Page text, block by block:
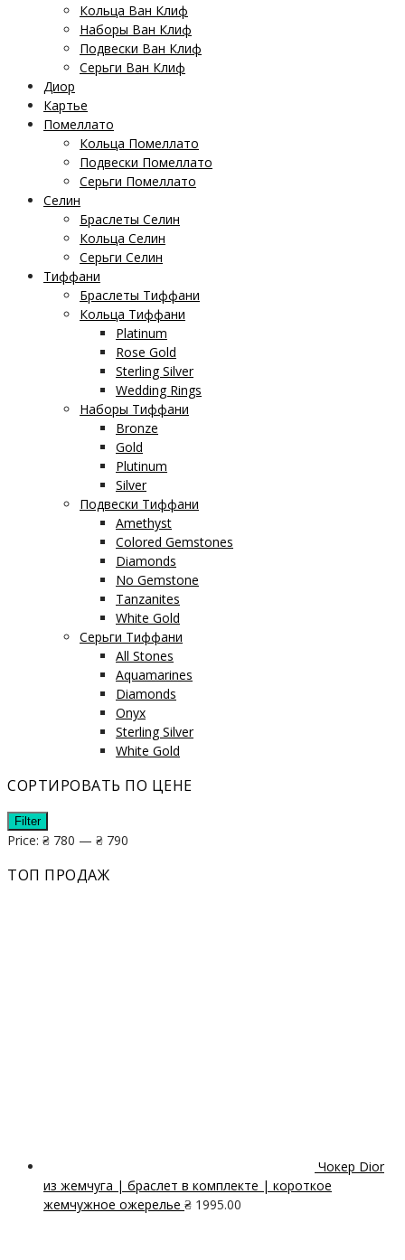
Кольца Ван Клиф
Наборы Ван Клиф
Подвески Ван Клиф
Серьги Ван Клиф
Диор
Картье
Помеллато
Кольца Помеллато
Подвески Помеллато
Серьги Помеллато
Селин
Браслеты Селин
Кольца Селин
Серьги Селин
Тиффани
Браслеты Тиффани
Кольца Тиффани
Platinum
Rose Gold
Sterling Silver
Wedding Rings
Наборы Тиффани
Bronze
Gold
Plutinum
Silver
Подвески Тиффани
Amethyst
Colored Gemstones
Diamonds
No Gemstone
Tanzanites
White Gold
Серьги Тиффани
All Stones
Aquamarines
Diamonds
Onyx
Sterling Silver
White Gold
СОРТИРОВАТЬ ПО ЦЕНЕ
Filter
Price: ₴ 780 — ₴ 790
ТОП ПРОДАЖ
Чокер Dior
из жемчуга | браслет в комплекте | короткое
жемчужное ожерелье ₴ 1995.00